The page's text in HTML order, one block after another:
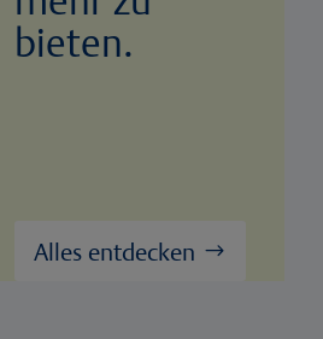
bieten.
Alles entdecken